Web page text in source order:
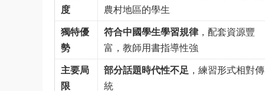
度
農村地區的學生
獨特優
勢
符合中國學生學習規律，配套資源豐
富，教師用書指導性強
主要局
限
部分話題時代性不足 ，練習形式相對傳
統